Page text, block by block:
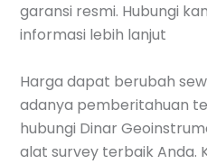
garansi resmi. Hubungi
informasi lebih lanjut
Harga dapat berubah
adanya pemberitahuan
hubungi Dinar
alat survey terbaik Anda.